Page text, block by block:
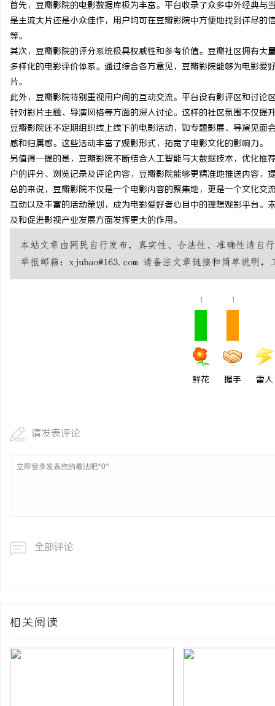
首先，豆瓣影院的电影数据库极为丰富。平台收录了众多中外经典
是主流大片还是小众佳作，用户均可在豆瓣影院中方便地找到详尽
等。
其次，豆瓣影院的评分系统极具权威性和参考价值。豆瓣社区拥有
多样化的电影评价体系。通过综合各方意见，豆瓣影院能够为电影
片。
此外，豆瓣影院特别重视用户间的互动交流。平台设有影评区和讨
针对影片主题、导演风格等方面的深入讨论。这样的社区氛围不仅提
豆瓣影院还不定期组织线上线下的电影活动，如专题影展、导演见
感和归属感。这些活动丰富了观影形式，拓宽了电影文化的影响力。
另值得一提的是，豆瓣影院不断结合人工智能与大数据技术，优化
户的评分、浏览记录及评论内容，豆瓣影院能够更精准地推送内容，
总的来说，豆瓣影院不仅是一个电影内容的聚集地，更是一个文化
互动以及丰富的活动策划，成为电影爱好者心目中的理想观影平台
及和促进影视产业发展方面发挥更大的作用。
1
鲜花
1
握手 雷人
请发表评论
全部评论
相关阅读
秘！专业充电桩项目软件开发商，究竟藏着